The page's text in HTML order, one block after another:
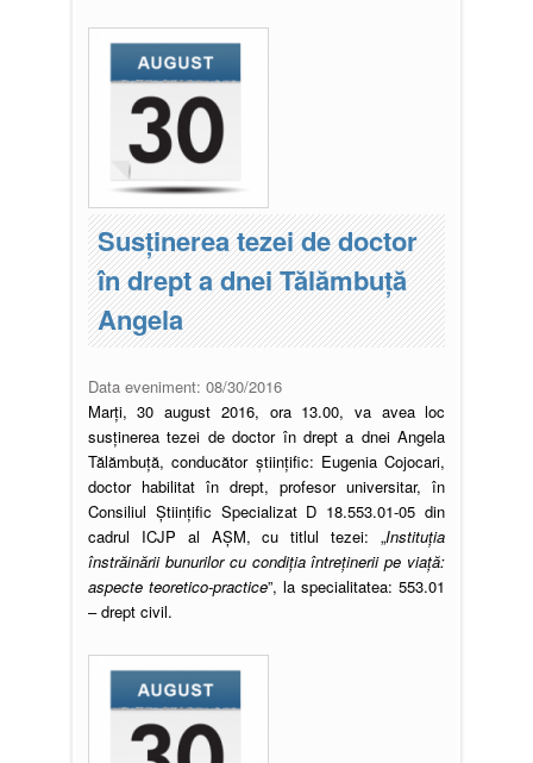
Susţinerea tezei de doctor
în drept a dnei Tălămbuță
Angela
Data eveniment: 08/30/2016
Marți, 30 august 2016, ora 13.00, va avea loc
susţinerea tezei de doctor în drept a dnei Angela
Tălămbuță, conducător ştiinţific: Eugenia Cojocari,
doctor habilitat în drept, profesor universitar, în
Consiliul Ştiinţific Specializat D 18.553.01-05 din
cadrul ICJP al AŞM, cu titlul tezei: „Instituția
înstrăinării bunurilor cu condiția întreținerii pe viață:
aspecte teoretico-practice”, la specialitatea: 553.01
– drept civil.